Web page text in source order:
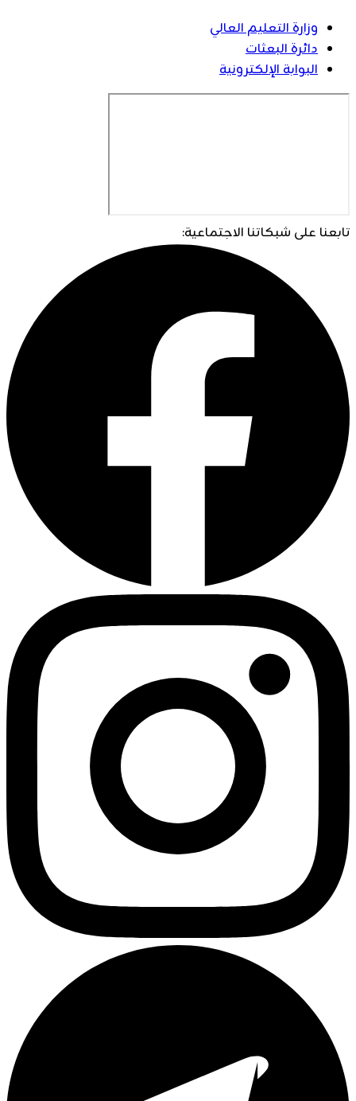
وزارة التعليم العالي
دائرة البعثات
البوابة الإلكترونية
تابعنا على شبكاتنا الاجتماعية: